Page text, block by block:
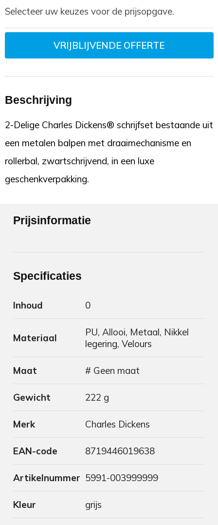
Selecteer uw keuzes voor de prijsopgave.
VRIJBLIJVENDE OFFERTE
Beschrijving
2-Delige Charles Dickens® schrijfset bestaande uit
een metalen balpen met draaimechanisme en
rollerbal, zwartschrijvend, in een luxe
geschenkverpakking.
Prijsinformatie
Specificaties
Inhoud 0
Materiaal
PU, Allooi, Metaal, Nikkel
legering, Velours
Maat # Geen maat
Gewicht 222 g
Merk Charles Dickens
EAN-code 8719446019638
Artikelnummer 5991-003999999
Kleur grijs